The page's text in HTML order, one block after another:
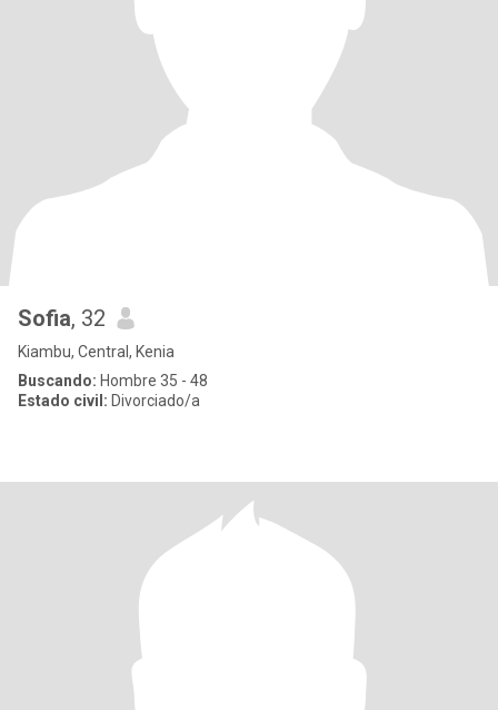
Sofia, 32
Kiambu, Central, Kenia
Buscando: Hombre 35 - 48
Estado civil: Divorciado/a